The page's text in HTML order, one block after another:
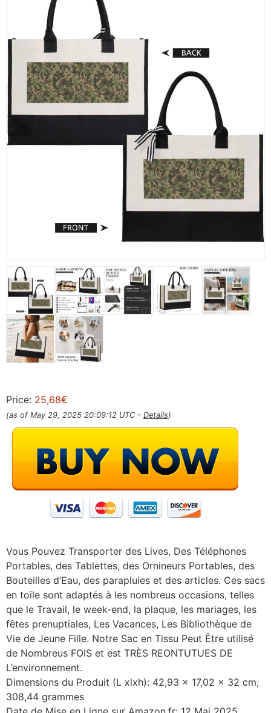
Price: 25,68€
(as of May 29, 2025 20:09:12 UTC – Details)
Vous Pouvez Transporter des Lives, Des Téléphones
Portables, des Tablettes, des Ornineurs Portables, des
Bouteilles d’Eau, des parapluies et des articles. Ces sacs
en toile sont adaptés à les nombreus occasions, telles
que le Travail, le week-end, la plaque, les mariages, les
fêtes prenuptiales, Les Vacances, Les Bibliothèque de
Vie de Jeune Fille. Notre Sac en Tissu Peut Être utilisé
de Nombreus FOIS et est TRÈS REONTUTUES DE
L’environnement.
Dimensions du Produit (L xlxh): 42,93 x 17,02 x 32 cm;
308,44 grammes